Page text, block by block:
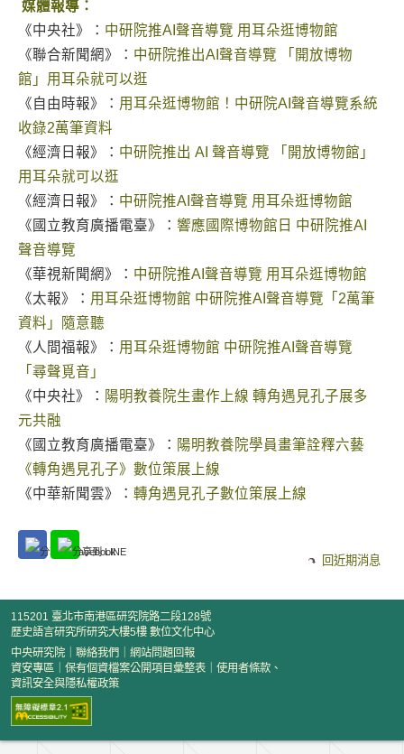
媒體報導：
《中央社》： 中研院推AI聲音導覽 用耳朵逛博物館
《聯合新聞網》： 中研院推出AI聲音導覽 「開放博物
館」用耳朵就可以逛
《自由時報》： 用耳朵逛博物館！中研院AI聲音導覽系統
收錄2萬筆資料
《經濟日報》： 中研院推出 AI 聲音導覽 「開放博物館」
用耳朵就可以逛
《經濟日報》： 中研院推AI聲音導覽 用耳朵逛博物館
《國立教育廣播電臺》： 響應國際博物館日 中研院推AI
聲音導覽
《華視新聞網》： 中研院推AI聲音導覽 用耳朵逛博物館
《太報》： 用耳朵逛博物館 中研院推AI聲音導覽「2萬筆
資料」隨意聽
《人間福報》： 用耳朵逛博物館 中研院推AI聲音導覽
「尋聲覓音」
《中央社》： 陽明教養院生畫作上線 轉角遇見孔子展多
元共融
《國立教育廣播電臺》： 陽明教養院學員畫筆詮釋六藝
《轉角遇見孔子》數位策展上線
《中華新聞雲》： 轉角遇見孔子數位策展上線
回近期消息
115201 臺北市南港區研究院路二段128號
歷史語言研究所研究大樓5樓 數位文化中心
中央研究院
聯絡我們
網站問題回報
資安專區
保有個資檔案公開項目彙整表
使用者條款、
資訊安全與隱私權政策